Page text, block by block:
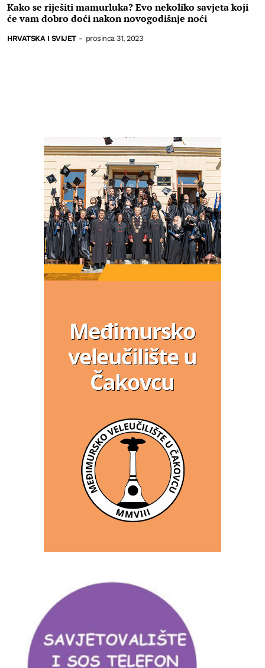
Kako se riješiti mamurluka? Evo nekoliko savjeta koji
će vam dobro doći nakon novogodišnje noći
HRVATSKA I SVIJET - prosinca 31, 2023